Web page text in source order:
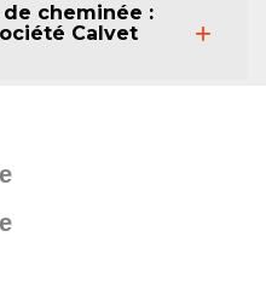
de cheminée :
Calvet